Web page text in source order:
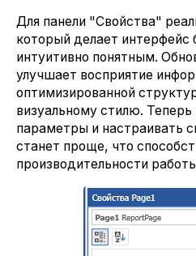
Для панели "Свойства"
который делает интерфейс
интуитивно понятным.
улучшает восприятие
оптимизированной
визуальному стилю.
параметры и настраивать
станет проще, что
производительности